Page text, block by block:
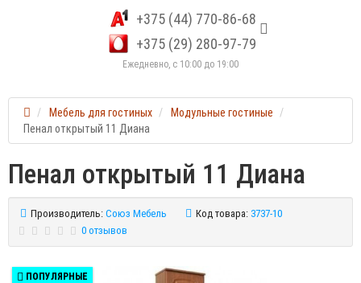
+375 (44) 770-86-68
+375 (29) 280-97-79
Ежедневно, с 10:00 до 19:00
Мебель для гостиных
Модульные гостиные
Пенал открытый 11 Диана
Пенал открытый 11 Диана
Производитель: Союз Мебель Код товара: 3737-10
0 отзывов
ПОПУЛЯРНЫЕ